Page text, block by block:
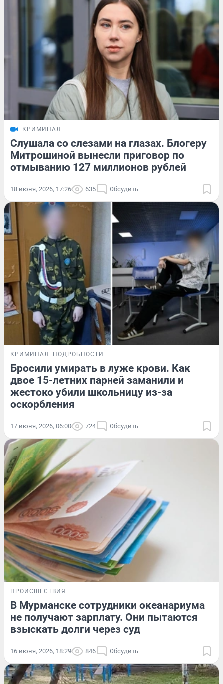
КРИМИНАЛ
Слушала со слезами на глазах. Блогеру
Митрошиной вынесли приговор по
отмыванию 127 миллионов рублей
18 июня, 2026, 17:26 635 Обсудить
КРИМИНАЛ ПОДРОБНОСТИ
Бросили умирать в луже крови. Как
двое 15-летних парней заманили и
жестоко убили школьницу из-за
оскорбления
17 июня, 2026, 06:00 724 Обсудить
ПРОИСШЕСТВИЯ
В Мурманске сотрудники океанариума
не получают зарплату. Они пытаются
взыскать долги через суд
16 июня, 2026, 18:29 846 Обсудить